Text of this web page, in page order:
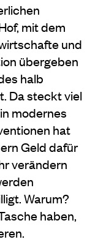
mit dem
und
übergeben
halb
Da steckt viel
modernes
hat
Geld dafür
verändern
Wa­rum?
haben,